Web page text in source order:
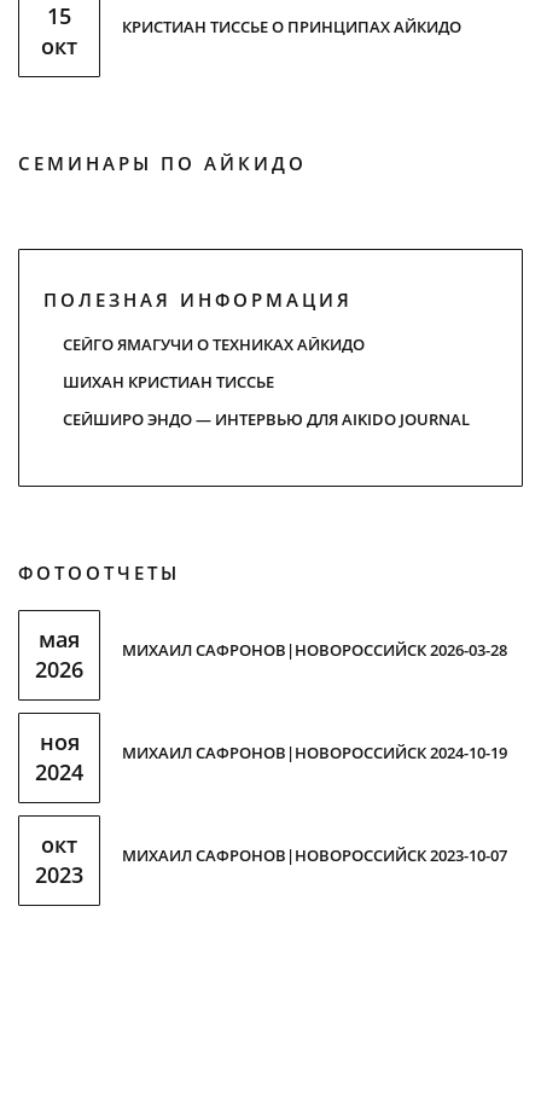
15
окт
КРИСТИАН ТИССЬЕ О ПРИНЦИПАХ АЙКИДО
СЕМИНАРЫ ПО АЙКИДО
ПОЛЕЗНАЯ ИНФОРМАЦИЯ
СЕЙГО ЯМАГУЧИ О ТЕХНИКАХ АЙКИДО
ШИХАН КРИСТИАН ТИСCЬЕ
СЕЙШИРО ЭНДО — ИНТЕРВЬЮ ДЛЯ AIKIDO JOURNAL
ФОТООТЧЕТЫ
мая
2026
МИХАИЛ САФРОНОВ|НОВОРОССИЙСК 2026-03-28
ноя
2024
МИХАИЛ САФРОНОВ|НОВОРОССИЙСК 2024-10-19
окт
2023
МИХАИЛ САФРОНОВ|НОВОРОССИЙСК 2023-10-07